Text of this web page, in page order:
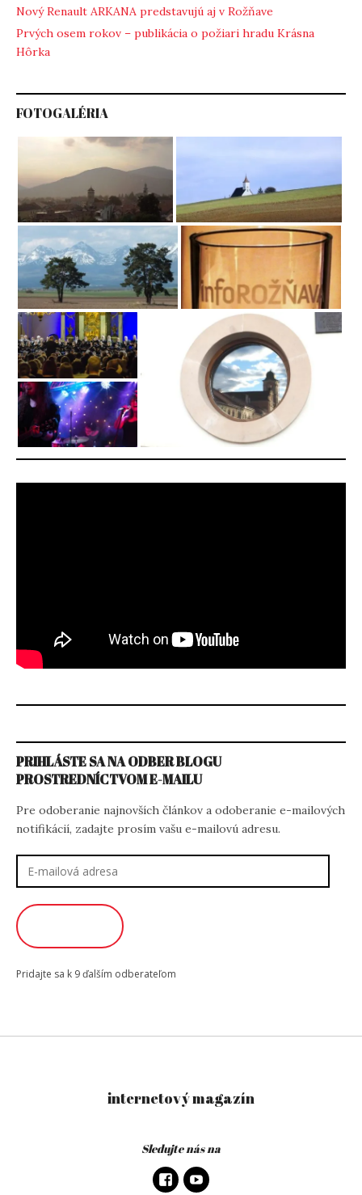
Nový Renault ARKANA predstavujú aj v Rožňave
Prvých osem rokov – publikácia o požiari hradu Krásna
Hôrka
FOTOGALÉRIA
PRIHLÁSTE SA NA ODBER BLOGU
PROSTREDNÍCTVOM E-MAILU
Pre odoberanie najnovších článkov a odoberanie e-mailových
notifikácií, zadajte prosím vašu e-mailovú adresu.
Pridajte sa k 9 ďalším odberateľom
internetový magazín
Sledujte nás na